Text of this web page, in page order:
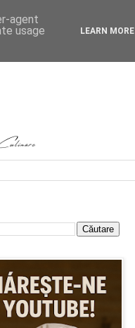
agent
usage
LEARN MORE